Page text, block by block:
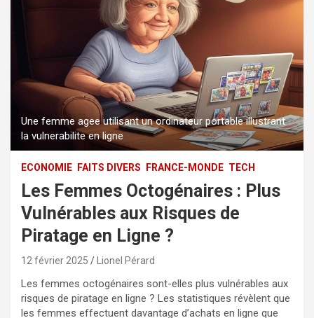
Une femme agee utilisant un ordinateur portable illustrant
la vulnerabilite en ligne
ECONOMIE FAITS DIVERS FRANCE-MONDE TECH
Les Femmes Octogénaires : Plus
Vulnérables aux Risques de
Piratage en Ligne ?
12 février 2025 Lionel Pérard
Les femmes octogénaires sont-elles plus vulnérables aux
risques de piratage en ligne ? Les statistiques révèlent que
les femmes effectuent davantage d’achats en ligne que